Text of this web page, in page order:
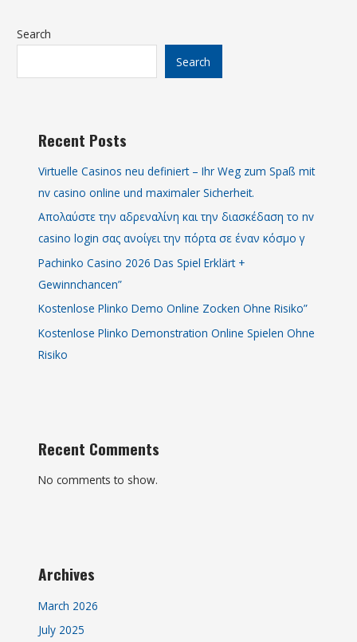
Search
Search
Recent Posts
Virtuelle Casinos neu definiert – Ihr Weg zum Spaß mit
nv casino online und maximaler Sicherheit.
Απολαύστε την αδρεναλίνη και την διασκέδαση το nv
casino login σας ανοίγει την πόρτα σε έναν κόσμο γ
Pachinko Casino 2026 Das Spiel Erklärt +
Gewinnchancen”
Kostenlose Plinko Demo Online Zocken Ohne Risiko”
Kostenlose Plinko Demonstration Online Spielen Ohne
Risiko
Recent Comments
No comments to show.
Archives
March 2026
July 2025